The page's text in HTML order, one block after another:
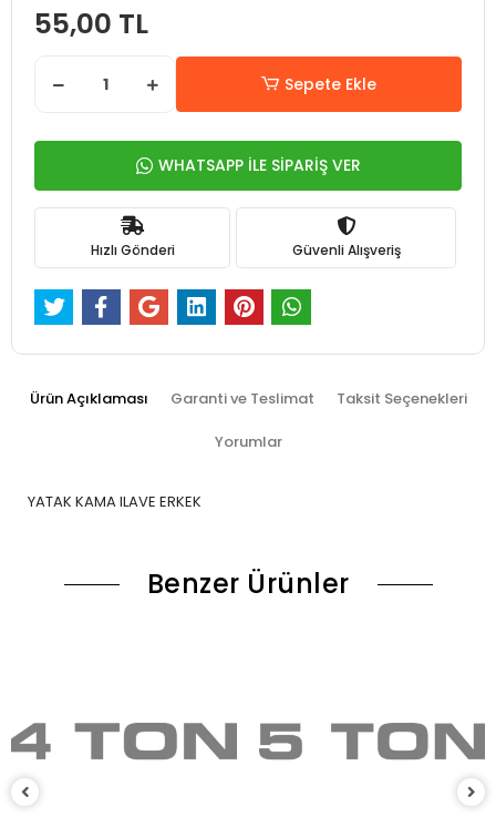
55,00 TL
Sepete Ekle
WHATSAPP İLE SİPARİŞ VER
Hızlı Gönderi Güvenli Alışveriş
Ürün Açıklaması Garanti ve Teslimat Taksit Seçenekleri
Yorumlar
YATAK KAMA ILAVE ERKEK
Benzer Ürünler